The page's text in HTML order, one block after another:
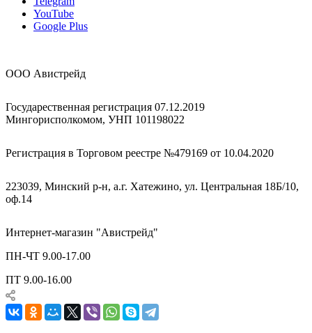
YouTube
Google Plus
ООО Авистрейд
Государественная регистрация 07.12.2019
Мингорисполкомом, УНП 101198022
Регистрация в Торговом реестре №479169 от 10.04.2020
223039, Минский р-н, а.г. Хатежино, ул. Центральная 18Б/10,
оф.14
Интернет-магазин "Авистрейд"
ПН-ЧТ 9.00-17.00
ПТ 9.00-16.00